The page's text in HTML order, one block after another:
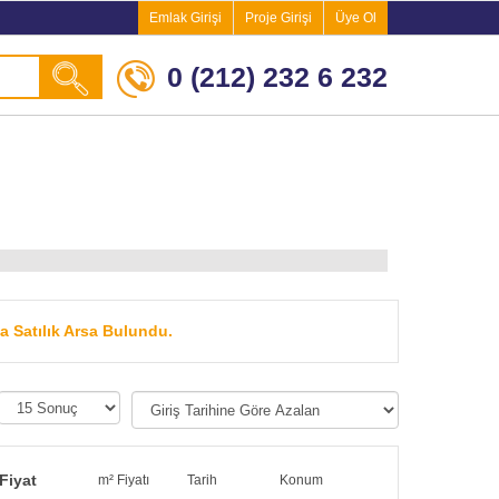
Emlak Girişi Proje Girişi Üye Ol
0 (212) 232 6 232
Satılık Arsa Bulundu.
Fiyat m² Fiyatı Tarih Konum